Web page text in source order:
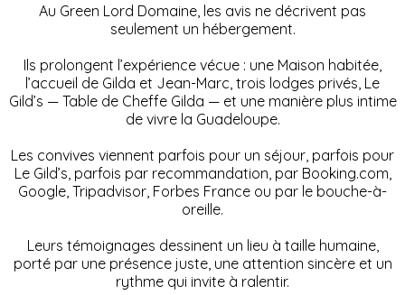
Au Green Lord Domaine, les avis ne décrivent pas
seulement un hébergement.
Ils prolongent l’expérience vécue : une Maison habitée,
l’accueil de Gilda et Jean-Marc, trois lodges privés, Le
Gild’s — Table de Cheffe Gilda — et une manière plus intime
de vivre la Guadeloupe.
Les convives viennent parfois pour un séjour, parfois pour
Le Gild’s, parfois par recommandation, par Booking.com,
Google, Tripadvisor, Forbes France ou par le bouche-à-
oreille.
Leurs témoignages dessinent un lieu à taille humaine,
porté par une présence juste, une attention sincère et un
rythme qui invite à ralentir.